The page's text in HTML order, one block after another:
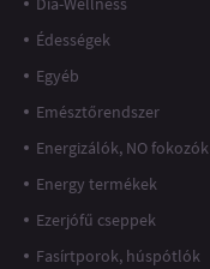
Édességek
Egyéb
Emésztőrendszer
Energizálók, NO fokozók
Energy termékek
Ezerjófű cseppek
Fasírtporok, húspótlók